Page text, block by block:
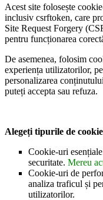
Acest site folosește
inclusiv csrftoken, care
Site Request Forgery
pentru funcționarea
De asemenea, folosim
experiența utilizatorilor,
personalizarea
puteți accepta sau refuza.
Alegeți tipurile de
Cookie-uri
securitate. Mereu
Cookie-uri de
analiza traficul și
utilizatorilor.